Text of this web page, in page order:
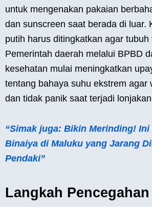
untuk mengenakan pakaian
dan sunscreen saat berada di luar.
putih harus ditingkatkan agar tubuh
Pemerintah daerah melalui BPBD
kesehatan mulai meningkatkan
tentang bahaya suhu ekstrem agar
dan tidak panik saat terjadi
“Simak juga: Bikin Merinding! Ini
Binaiya di Maluku yang Jarang
Pendaki”
Langkah